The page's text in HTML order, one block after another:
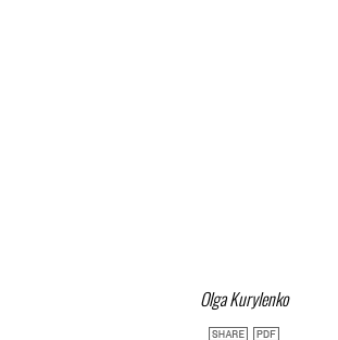
Olga Kurylenko